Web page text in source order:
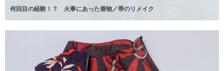
何回目の経験！？ 火事にあった着物／帯のリメイク